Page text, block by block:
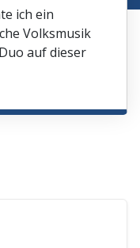
ich ein
Volksmusik
auf dieser